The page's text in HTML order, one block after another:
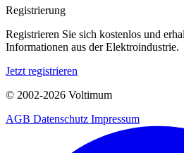
Registrierung
Registrieren Sie sich kostenlos und
Informationen aus der Elektroindustrie.
Jetzt registrieren
© 2002-2026 Voltimum
AGB Datenschutz Impressum